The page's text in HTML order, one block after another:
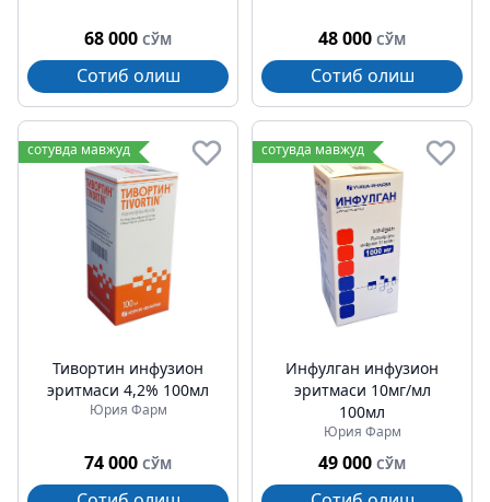
68 000 СЎМ
Сотиб олиш
48 000 СЎМ
Сотиб олиш
сотувда мавжуд
Тивортин инфузион
эритмаси 4,2% 100мл
Юрия Фарм
74 000 СЎМ
сотувда мавжуд
Инфулган инфузион
эритмаси 10мг/мл
100мл
Юрия Фарм
49 000 СЎМ